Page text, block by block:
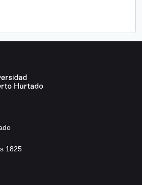
1825